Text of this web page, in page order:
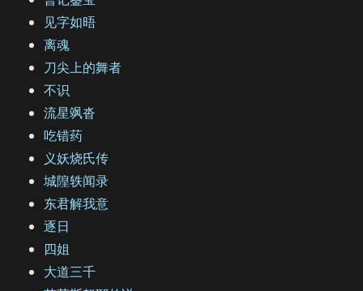
见字如晤
离魂
刀尖上的舞者
不识
流星飒沓
吃错药
义妖烧氏传
城隍轶闻录
东君解我意
逐日
四姐
大道三千